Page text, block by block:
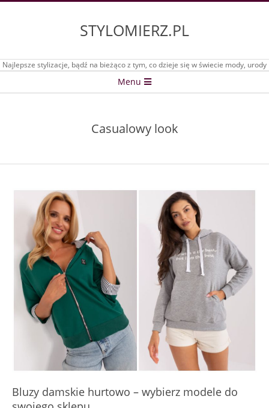
STYLOMIERZ.PL
Najlepsze stylizacje, bądź na bieżąco z tym, co dzieje się w świecie mody, urody
Menu
Casualowy look
Bluzy damskie hurtowo – wybierz modele do